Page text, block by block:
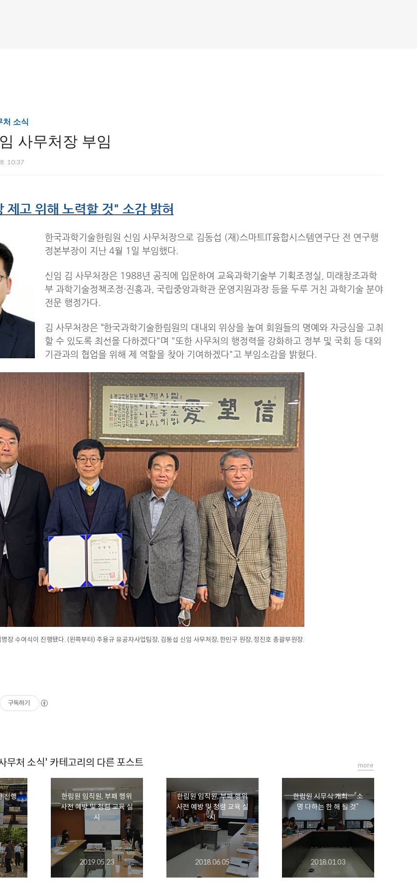
처 소식
사무처장 부임
10:37
제고 위해 노력할 것" 소감 밝혀
한국과학기술한림원 신임 사무처장으로 김동섭 (재)스마트IT융합시스템연구단 전 연구행
정본부장이 지난 4월 1일 부임했다.
신임 김 사무처장은 1988년 공직에 입문하여 교육과학기술부 기획조정실, 미래창조과학
부 과학기술정책조정·진흥과, 국립중앙과학관 운영지원과장 등을 두루 거친 과학기술 분야
전문 행정가다.
김 사무처장은 “한국과학기술한림원의 대내외 위상을 높여 회원들의 명예와 자긍심을 고취
할 수 있도록 최선을 다하겠다"며 "또한 사무처의 행정력을 강화하고 정부 및 국회 등 대외
기관과의 협업을 위해 제 역할을 찾아 기여하겠다"고 부임소감을 밝혔다.
장 수여식이 진행됐다. (왼쪽부터) 주용규 유공자사업팀장, 김동섭 신임 사무처장, 한민구 원장, 정진호 총괄부원장.
구독하기
무처 소식' 카테고리의 다른 포스트
반부패·청렴 캠페인 진행
한림원 임직원, 부패 행위
사전 예방 및 청렴 교육 실
시
2019.05.23
한림원 임직원, 부패 행위
사전 예방 및 청렴 교육 실
시
2018.06.05
한림원 시무식 개최…“소
명 다하는 한 해 될 것”
2018.01.03
more